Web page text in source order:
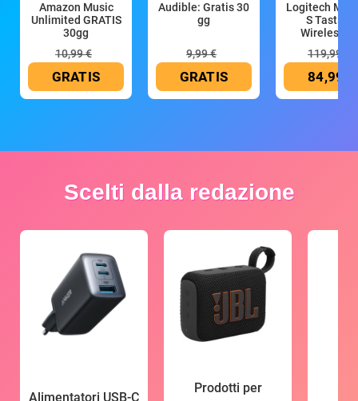
Amazon Music
Unlimited GRATIS
30gg
10,99 €
GRATIS
Audible: Gratis 30
gg
9,99 €
GRATIS
Logitech MX
S Tastiera
Wireless
119,99 €
84,99 €
Scelti dalla redazione
Alimentatori USB-C
Prodotti per